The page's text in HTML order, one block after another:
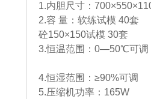
1.内胆尺寸：
2.容 量：软练试模 40套
砼150×150试模 30套
3.恒温范围：0—50℃可
4.恒湿范围：≥90%可调
5.压缩机功率：165W